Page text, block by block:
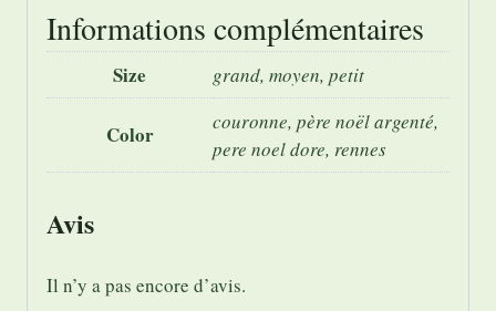
Informations complémentaires
Size grand, moyen, petit
Color
couronne, père noël argenté,
pere noel dore, rennes
Avis
Il n’y a pas encore d’avis.